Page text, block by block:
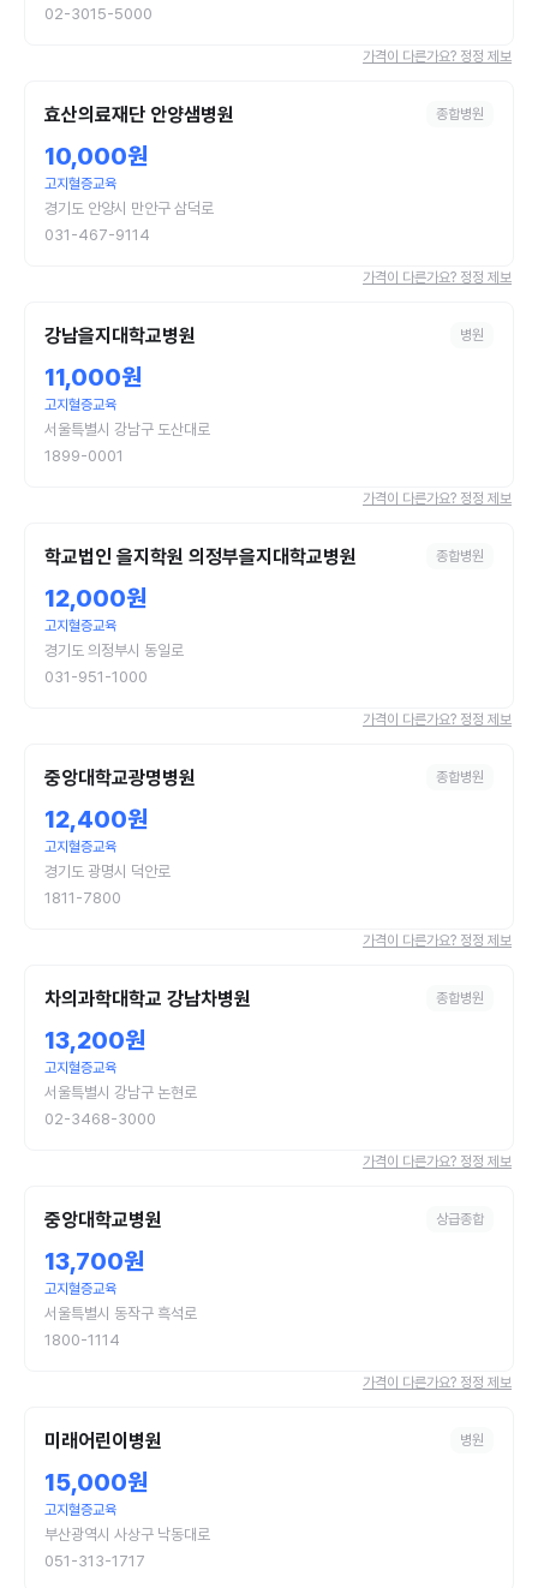
02-3015-5000
가격이 다른가요? 정정 제보
효산의료재단 안양샘병원 종합병원
10,000원
고지혈증교육
경기도 안양시 만안구 삼덕로
031-467-9114
가격이 다른가요? 정정 제보
강남을지대학교병원 병원
11,000원
고지혈증교육
서울특별시 강남구 도산대로
1899-0001
가격이 다른가요? 정정 제보
학교법인 을지학원 의정부을지대학교병원 종합병원
12,000원
고지혈증교육
경기도 의정부시 동일로
031-951-1000
가격이 다른가요? 정정 제보
중앙대학교광명병원 종합병원
12,400원
고지혈증교육
경기도 광명시 덕안로
1811-7800
가격이 다른가요? 정정 제보
차의과학대학교 강남차병원 종합병원
13,200원
고지혈증교육
서울특별시 강남구 논현로
02-3468-3000
가격이 다른가요? 정정 제보
중앙대학교병원 상급종합
13,700원
고지혈증교육
서울특별시 동작구 흑석로
1800-1114
가격이 다른가요? 정정 제보
미래어린이병원 병원
15,000원
고지혈증교육
부산광역시 사상구 낙동대로
051-313-1717